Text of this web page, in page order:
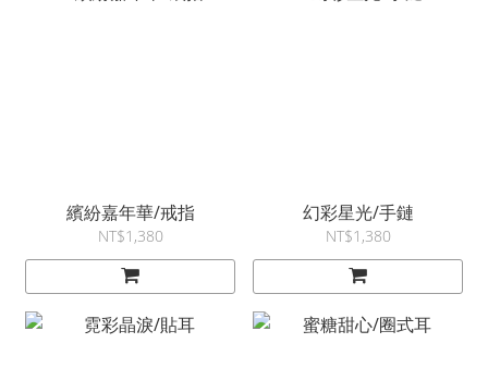
繽紛嘉年華/戒指
NT$1,380
幻彩星光/手鏈
NT$1,380